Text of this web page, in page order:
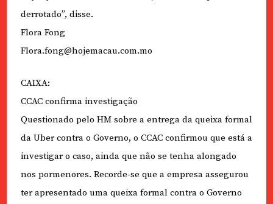
derrotado”, disse.
Flora Fong
Flora.fong@hojemacau.com.mo
CAIXA:
CCAC confirma investigação
Questionado pelo HM sobre a entrega da queixa formal
da Uber contra o Governo, o CCAC confirmou que está a
investigar o caso, ainda que não se tenha alongado
nos pormenores. Recorde-se que a empresa assegurou
ter apresentado uma queixa formal contra o Governo